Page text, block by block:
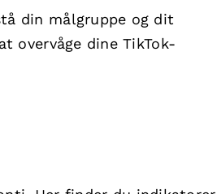
din målgruppe og dit
overvåge dine TikTok-